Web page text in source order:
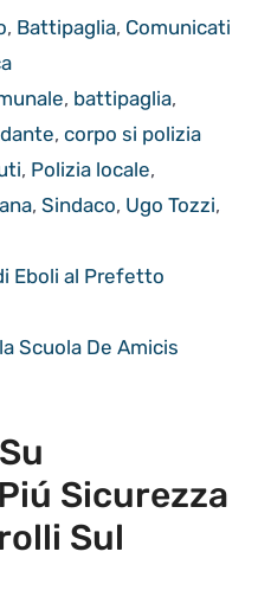
, Battipaglia, Comunicati
, battipaglia,
, corpo si polizia
, Polizia locale,
, Sindaco, Ugo Tozzi,
Eboli al Prefetto
Scuola De Amicis
Sicurezza
Sul